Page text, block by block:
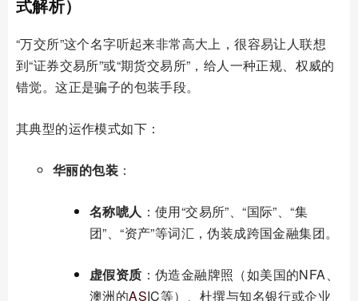
式解析）
“万交所”这个名字听起来非常高大上，很容易让人联想
到“证券交易所”或“期货交易所”，给人一种正规、权威的
错觉。这正是骗子的包装手段。
其典型的运作模式如下：
华丽的包装 ：
名称唬人 ：使用“交易所”、“国际”、“集
团”、“资产”等词汇，伪装成跨国金融集团。
虚假资质 ：伪造金融牌照（如美国的NFA、
澳洲的ASIC等）、杜撰与知名银行或企业